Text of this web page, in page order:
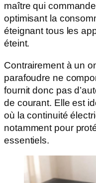
maître qui
optimisant la
éteignant tous les
éteint.
Contrairement à un
parafoudre ne
fournit donc pas
de courant. Elle est
où la continuité
notamment pour
essentiels.